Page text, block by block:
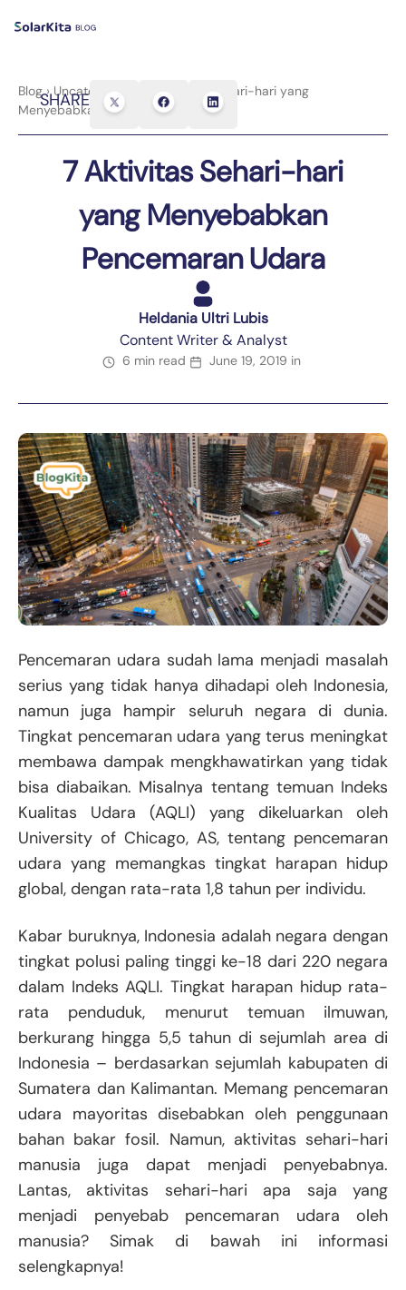
SHARE
Blog›Uncategorized
7 Aktivitas Sehari-hari yang
Menyebabkan Pencemaran Udara
7 Aktivitas Sehari-hari
yang Menyebabkan
Pencemaran Udara
Heldania Ultri Lubis
Content Writer & Analyst
6 min read June 19, 2019 in
Pencemaran udara sudah lama menjadi masalah
serius yang tidak hanya dihadapi oleh Indonesia,
namun juga hampir seluruh negara di dunia.
Tingkat pencemaran udara yang terus meningkat
membawa dampak mengkhawatirkan yang tidak
bisa diabaikan. Misalnya tentang temuan Indeks
Kualitas Udara (AQLI) yang dikeluarkan oleh
University of Chicago, AS, tentang pencemaran
udara yang memangkas tingkat harapan hidup
global, dengan rata-rata 1,8 tahun per individu.
Kabar buruknya, Indonesia adalah negara dengan
tingkat polusi paling tinggi ke-18 dari 220 negara
dalam Indeks AQLI. Tingkat harapan hidup rata-
rata penduduk, menurut temuan ilmuwan,
berkurang hingga 5,5 tahun di sejumlah area di
Indonesia – berdasarkan sejumlah kabupaten di
Sumatera dan Kalimantan. Memang pencemaran
udara mayoritas disebabkan oleh penggunaan
bahan bakar fosil. Namun, aktivitas sehari-hari
manusia juga dapat menjadi penyebabnya.
Lantas, aktivitas sehari-hari apa saja yang
menjadi penyebab pencemaran udara oleh
manusia? Simak di bawah ini informasi
selengkapnya!